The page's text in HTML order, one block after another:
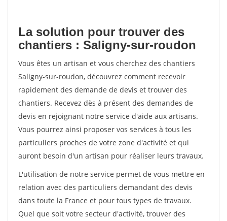
La solution pour trouver des
chantiers : Saligny-sur-roudon
Vous êtes un artisan et vous cherchez des chantiers
Saligny-sur-roudon, découvrez comment recevoir
rapidement des demande de devis et trouver des
chantiers. Recevez dès à présent des demandes de
devis en rejoignant notre service d'aide aux artisans.
Vous pourrez ainsi proposer vos services à tous les
particuliers proches de votre zone d'activité et qui
auront besoin d'un artisan pour réaliser leurs travaux.
L'utilisation de notre service permet de vous mettre en
relation avec des particuliers demandant des devis
dans toute la France et pour tous types de travaux.
Quel que soit votre secteur d'activité, trouver des